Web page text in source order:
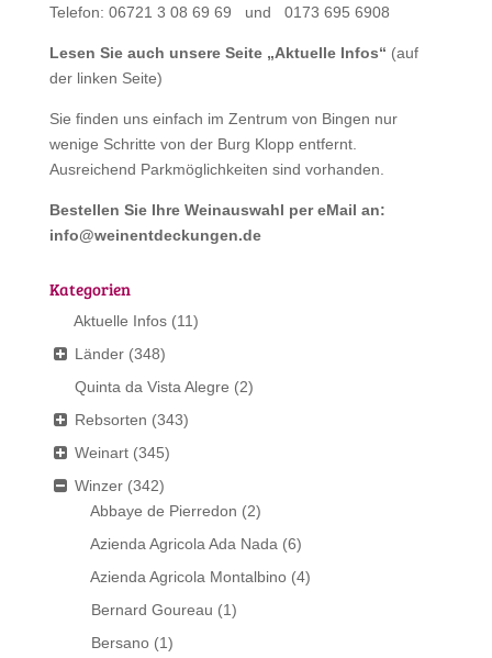
Telefon: 06721 3 08 69 69 und 0173 695 6908
Lesen Sie auch unsere Seite „Aktuelle Infos“ (auf
der linken Seite)
Sie finden uns einfach im Zentrum von Bingen nur
wenige Schritte von der Burg Klopp entfernt.
Ausreichend Parkmöglichkeiten sind vorhanden.
Bestellen Sie Ihre Weinauswahl per eMail an:
info@weinentdeckungen.de
Kategorien
Aktuelle Infos (11)
Länder (348)
Quinta da Vista Alegre (2)
Rebsorten (343)
Weinart (345)
Winzer (342)
Abbaye de Pierredon (2)
Azienda Agricola Ada Nada (6)
Azienda Agricola Montalbino (4)
Bernard Goureau (1)
Bersano (1)